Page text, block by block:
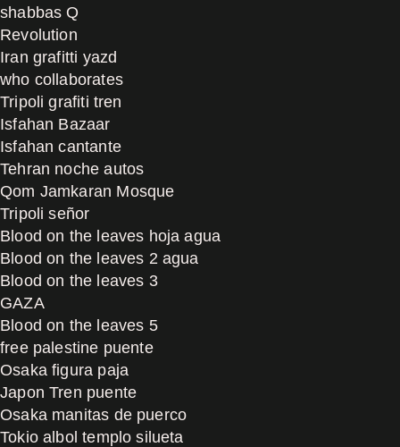
shabbas Q
Revolution
Iran grafitti yazd
who collaborates
Tripoli grafiti tren
Isfahan Bazaar
Isfahan cantante
Tehran noche autos
Qom Jamkaran Mosque
Tripoli señor
Blood on the leaves hoja agua
Blood on the leaves 2 agua
Blood on the leaves 3
GAZA
Blood on the leaves 5
free palestine puente
Osaka figura paja
Japon Tren puente
Osaka manitas de puerco
Tokio albol templo silueta